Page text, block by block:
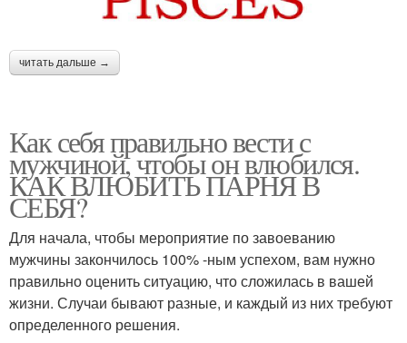
читать дальше →
Как себя правильно вести с
мужчиной, чтобы он влюбился.
КАК ВЛЮБИТЬ ПАРНЯ В
СЕБЯ?
Для начала, чтобы мероприятие по завоеванию
мужчины закончилось 100% -ным успехом, вам нужно
правильно оценить ситуацию, что сложилась в вашей
жизни. Случаи бывают разные, и каждый из них требуют
определенного решения.